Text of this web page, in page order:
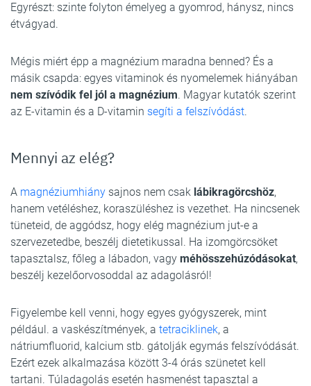
Egyrészt: szinte folyton émelyeg a gyomrod, hánysz, nincs
étvágyad.
Mégis miért épp a magnézium maradna benned? És a
másik csapda: egyes vitaminok és nyomelemek hiányában
nem szívódik fel jól a magnézium. Magyar kutatók szerint
az E-vitamin és a D-vitamin segíti a felszívódást.
Mennyi az elég?
A magnéziumhiány sajnos nem csak lábikragörcshöz,
hanem vetéléshez, koraszüléshez is vezethet. Ha nincsenek
tüneteid, de aggódsz, hogy elég magnézium jut-e a
szervezetedbe, beszélj dietetikussal. Ha izomgörcsöket
tapasztalsz, főleg a lábadon, vagy méhösszehúzódásokat,
beszélj kezelőorvosoddal az adagolásról!
Figyelembe kell venni, hogy egyes gyógyszerek, mint
például. a vaskészítmények, a tetraciklinek, a
nátriumfluorid, kalcium stb. gátolják egymás felszívódását.
Ezért ezek alkalmazása között 3-4 órás szünetet kell
tartani. Túladagolás esetén hasmenést tapasztal a